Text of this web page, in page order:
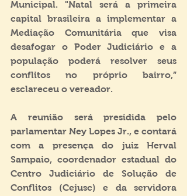
Municipal. "Natal será a primeira
capital brasileira a implementar a
Mediação Comunitária que visa
desafogar o Poder Judiciário e a
população poderá resolver seus
conflitos no próprio bairro,”
esclareceu o vereador.
A reunião será presidida pelo
parlamentar Ney Lopes Jr., e contará
com a presença do juiz Herval
Sampaio, coordenador estadual do
Centro Judiciário de Solução de
Conflitos (Cejusc) e da servidora